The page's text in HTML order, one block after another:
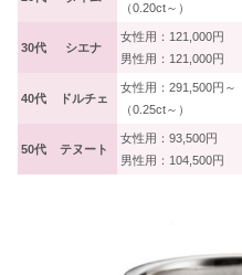
（0.20ct～）
30代 シエナ
女性用：121,000円
男性用：121,000円
40代 ドルチェ
女性用：291,500円～
（0.25ct～）
50代 テヌート
女性用：93,500円
男性用：104,500円